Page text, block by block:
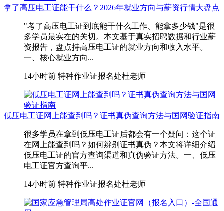
拿了高压电工证能干什么？2026年就业方向与薪资行情大盘点
"考了高压电工证到底能干什么工作、能拿多少钱"是很
多学员最实在的关切。本文基于真实招聘数据和行业薪
资报告，盘点持高压电工证的就业方向和收入水平。
一、核心就业方向...
14小时前 特种作业证报名处杜老师
低压电工证网上能查到吗？证书真伪查询方法与国网验证指南
很多学员在拿到低压电工证后都会有一个疑问：这个证
在网上能查到吗？如何辨别证书真伪？本文将详细介绍
低压电工证的官方查询渠道和真伪验证方法。一、低压
电工证官方查询平...
14小时前 特种作业证报名处杜老师